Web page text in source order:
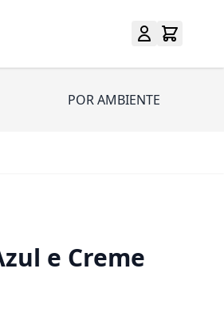
POR AMBIENTE
e Creme